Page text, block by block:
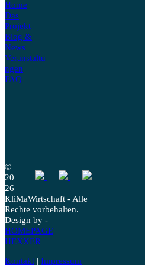
Home
Das
Projekt
Blog &
News
Veranstaltu
ngen
FAQ
©
20
26
KliMaWirtschaft - Alle
Rechte vorbehalten.
Design by -
HOMEPAGE
HEXXER
Kontakt | Impressum |